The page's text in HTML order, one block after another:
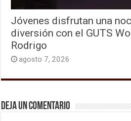
Jóvenes disfrutan una
diversión con el GUTS
Rodrigo
agosto 7, 2026
Deja un comentario